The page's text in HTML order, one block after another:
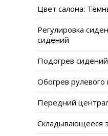
Цвет салона:
Регулировка
сидений
Подогрев
Обогрев рулевого
Передний
Складывающееся